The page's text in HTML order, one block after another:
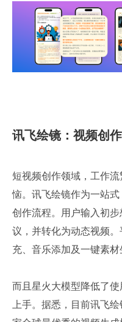
讯飞绘镜：视频创
短视频创作领域，工作
恼。讯飞绘镜作为一站
创作流程。用户输入初
议，并转化为动态视频
充、音乐添加及一键素材
而且星火大模型降低了
上手。据悉，目前讯飞